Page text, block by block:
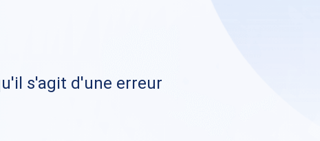
s'agit d'une erreur